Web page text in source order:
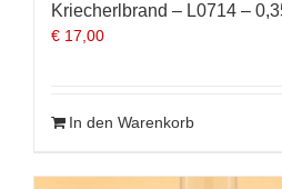
Kriecherlbrand – L0714 –
€ 17,00
In den Warenkorb